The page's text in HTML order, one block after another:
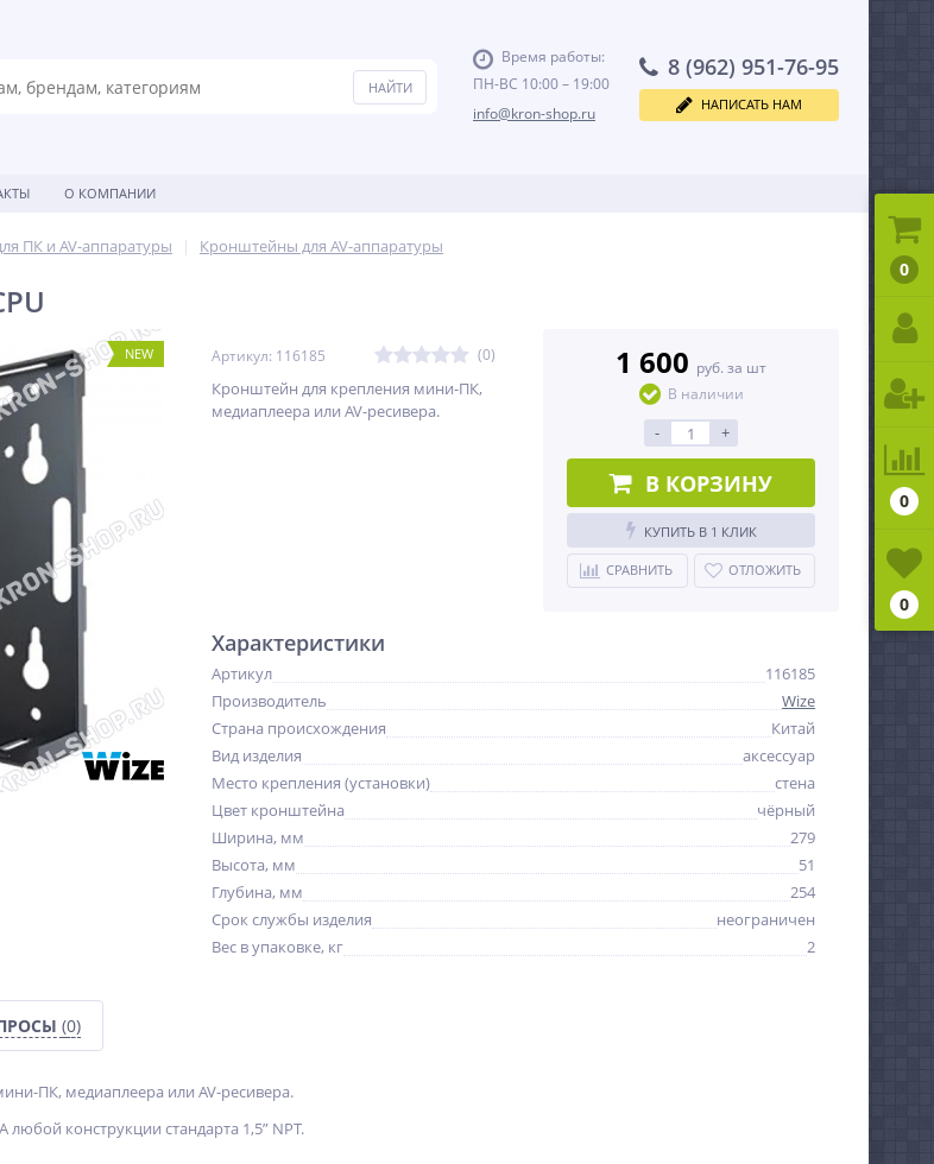
Время работы:
ПН-ВС 10:00 – 19:00
info@kron-shop.ru
8 (962) 951-76-95
НАПИСАТЬ НАМ
О КОМПАНИИ
ПК и AV-аппаратуры
Кронштейны для AV-аппаратуры
NEW Артикул: 116185 (0)
Кронштейн для крепления мини-ПК,
медиаплеера или AV-ресивера.
1 600 руб. за шт
В наличии
- +
В КОРЗИНУ
КУПИТЬ В 1 КЛИК
СРАВНИТЬ ОТЛОЖИТЬ
Характеристики
Артикул
116185
Производитель
Wize
Страна происхождения
Китай
Вид изделия
аксессуар
Место крепления (установки)
стена
Цвет кронштейна
чёрный
Ширина, мм
279
Высота, мм
51
Глубина, мм
254
Срок службы изделия
неограничен
Вес в упаковке, кг
2
(0)
ПК, медиаплеера или AV-ресивера.
любой конструкции стандарта 1,5” NPT.
0
0
0